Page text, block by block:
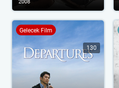
2008
Gelecek Film
130